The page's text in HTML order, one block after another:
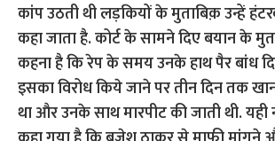
कांप उठती थी लड़कियों के मुताबिक़ उन्हें
कहा जाता है. कोर्ट के सामने दिए बयान के
कहना है कि रेप के समय उनके हाथ पैर बांध
इसका विरोध किये जाने पर तीन दिन तक
था और उनके साथ मारपीट की जाती थी. यही